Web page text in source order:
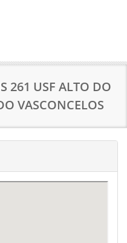
261 USF ALTO DO
VASCONCELOS